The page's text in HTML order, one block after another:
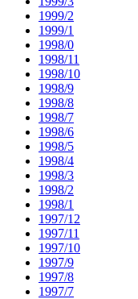
1999/2
1999/1
1998/0
1998/11
1998/10
1998/9
1998/8
1998/7
1998/6
1998/5
1998/4
1998/3
1998/2
1998/1
1997/12
1997/11
1997/10
1997/9
1997/8
1997/7